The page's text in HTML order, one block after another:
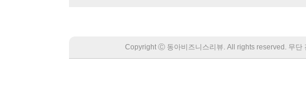
Copyright Ⓒ 동아비즈니스리뷰. All rights reserved. 무단